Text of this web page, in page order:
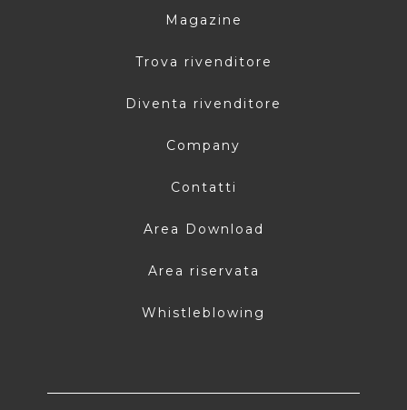
Magazine
Trova rivenditore
Diventa rivenditore
Company
Contatti
Area Download
Area riservata
Whistleblowing